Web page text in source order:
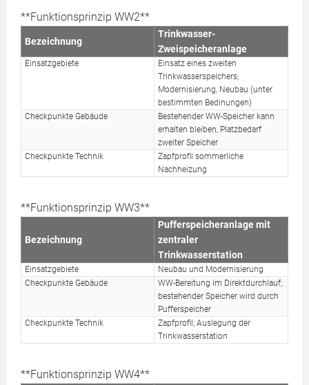
**Funktionsprinzip WW2**
Bezeichnung
Trinkwasser-
Zweispeicheranlage
Einsatzgebiete
Einsatz eines zweiten
Trinkwasserspeichers;
Modernisierung, Neubau (unter
bestimmten Bedinungen)
Checkpunkte Gebäude
Bestehender WW-Speicher kann
erhalten bleiben, Platzbedarf
zweiter Speicher
Checkpunkte Technik
Zapfprofil sommerliche
Nachheizung
**Funktionsprinzip WW3**
Bezeichnung
Pufferspeicheranlage mit
zentraler
Trinkwasserstation
Einsatzgebiete
Neubau und Modernisierung
Checkpunkte Gebäude
WW-Bereitung im Direktdurchlauf;
bestehender Speicher wird durch
Pufferspeicher
Checkpunkte Technik
Zapfprofil; Auslegung der
Trinkwasserstation
**Funktionsprinzip WW4**